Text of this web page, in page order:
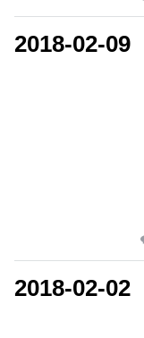
2018-02-09
2018-02-02